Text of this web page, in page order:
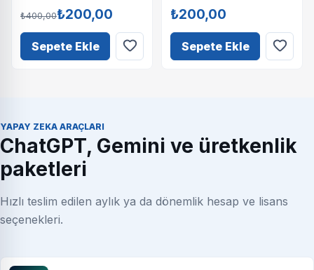
₺400,00₺200,00
Sepete Ekle
₺200,00
Sepete Ekle
YAPAY ZEKA ARAÇLARI
ChatGPT, Gemini ve üretkenlik
paketleri
Hızlı teslim edilen aylık ya da dönemlik hesap ve lisans
seçenekleri.